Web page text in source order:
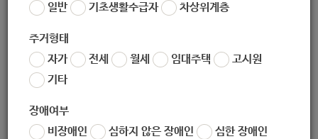
일반
기초생활수급자 차상위계층
주거형태
자가
전세 월세 임대주택
고시원
기타
장애여부
비장애인
심하지 않은 장애인 심한 장애인
나눔을 실천하는 시민들의 목소리를 듣습니다
희망이 될 수 있도록